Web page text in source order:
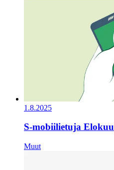
1.8.2025
S-mobiilietuja Elokuu
Muut